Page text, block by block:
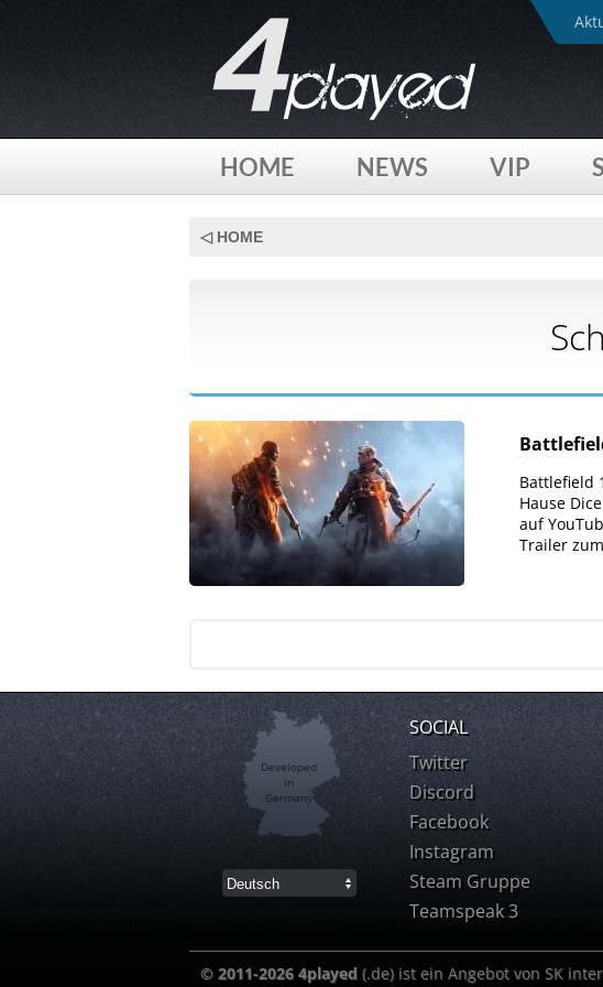
HOME NEWS VIP
◁ HOME
Battlefield
Hause
auf
Trailer
Developed
in
Germany
SOCIAL
Twitter
Discord
Facebook
Instagram
Steam Gruppe
Teamspeak 3
© 2011-2026 4played (.de) ist ein Angebot von SK